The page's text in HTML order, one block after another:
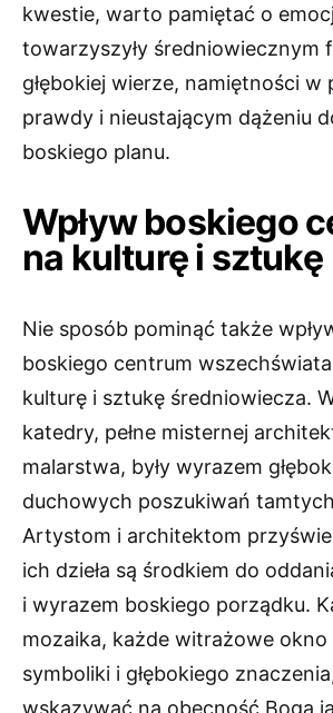
kwestie, warto pamiętać o
towarzyszyły średniowiecznym
głębokiej wierze, namiętności w
prawdy i nieustającym dążeniu
boskiego planu.
Wpływ boskiego
na kulturę i sztukę
Nie sposób pominąć także
boskiego centrum wszechświata
kulturę i sztukę średniowiecza.
katedry, pełne misternej
malarstwa, były wyrazem
duchowych poszukiwań
Artystom i architektom
ich dzieła są środkiem do
i wyrazem boskiego porządku.
mozaika, każde witrażowe okno
symboliki i głębokiego
wskazywać na obecność Boga